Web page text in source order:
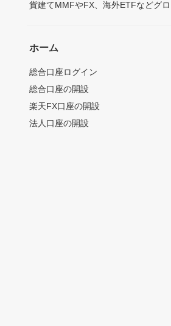
貨建てMMFやFX、海外ETFなどグ
ホーム
総合口座ログイン
総合口座の開設
楽天FX口座の開設
法人口座の開設